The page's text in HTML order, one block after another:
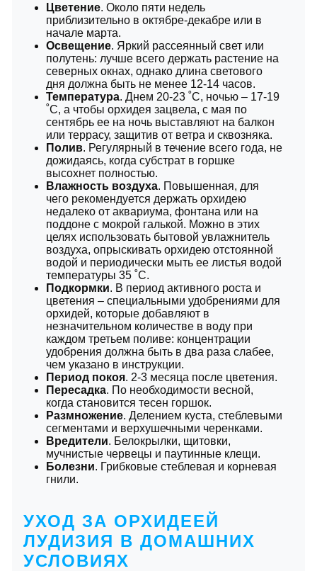
Цветение. Около пяти недель
приблизительно в октябре-декабре или в
начале марта.
Освещение. Яркий рассеянный свет или
полутень: лучше всего держать растение на
северных окнах, однако длина светового
дня должна быть не менее 12-14 часов.
Температура. Днем 20-23 ˚C, ночью – 17-19
˚C, а чтобы орхидея зацвела, с мая по
сентябрь ее на ночь выставляют на балкон
или террасу, защитив от ветра и сквозняка.
Полив. Регулярный в течение всего года, не
дожидаясь, когда субстрат в горшке
высохнет полностью.
Влажность воздуха. Повышенная, для
чего рекомендуется держать орхидею
недалеко от аквариума, фонтана или на
поддоне с мокрой галькой. Можно в этих
целях использовать бытовой увлажнитель
воздуха, опрыскивать орхидею отстоянной
водой и периодически мыть ее листья водой
температуры 35 ˚C.
Подкормки. В период активного роста и
цветения – специальными удобрениями для
орхидей, которые добавляют в
незначительном количестве в воду при
каждом третьем поливе: концентрации
удобрения должна быть в два раза слабее,
чем указано в инструкции.
Период покоя. 2-3 месяца после цветения.
Пересадка. По необходимости весной,
когда становится тесен горшок.
Размножение. Делением куста, стеблевыми
сегментами и верхушечными черенками.
Вредители. Белокрылки, щитовки,
мучнистые червецы и паутинные клещи.
Болезни. Грибковые стеблевая и корневая
гнили.
УХОД ЗА ОРХИДЕЕЙ
ЛУДИЗИЯ В ДОМАШНИХ
УСЛОВИЯХ